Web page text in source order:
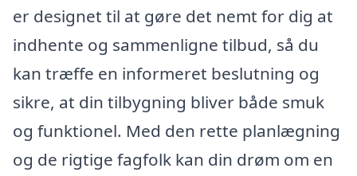
er designet til at gøre det nemt for dig at
indhente og sammenligne tilbud, så du
kan træffe en informeret beslutning og
sikre, at din tilbygning bliver både smuk
og funktionel. Med den rette planlægning
og de rigtige fagfolk kan din drøm om en